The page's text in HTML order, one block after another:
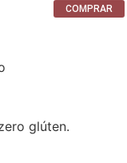
COMPRAR
glúten.